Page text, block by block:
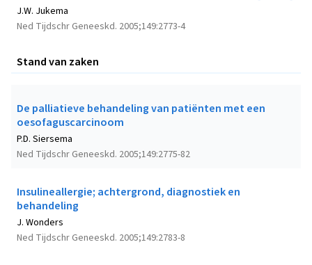
Ned Tijdschr Geneeskd. 2005;149:2773-4
J.W. Jukema
Stand van zaken
De palliatieve behandeling van patiënten met een
oesofaguscarcinoom
Ned Tijdschr Geneeskd. 2005;149:2775-82
P.D. Siersema
Insulineallergie; achtergrond, diagnostiek en
behandeling
Ned Tijdschr Geneeskd. 2005;149:2783-8
J. Wonders